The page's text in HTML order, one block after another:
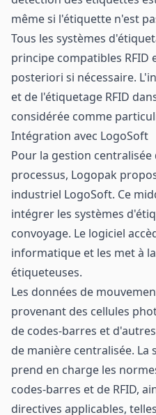
même si l'étiquette n'est
Tous les systèmes
principe compatibles RFID
posteriori si nécessaire.
et de l'étiquetage RFID
considérée comme
Intégration avec LogoSoft
Pour la gestion centralisée
processus, Logopak
industriel LogoSoft. Ce
intégrer les systèmes
convoyage. Le logiciel
informatique et les met à
étiqueteuses.
Les données de
provenant des cellules
de codes-barres et
de manière centralisée. La
prend en charge les
codes-barres et de RFID,
directives applicables,